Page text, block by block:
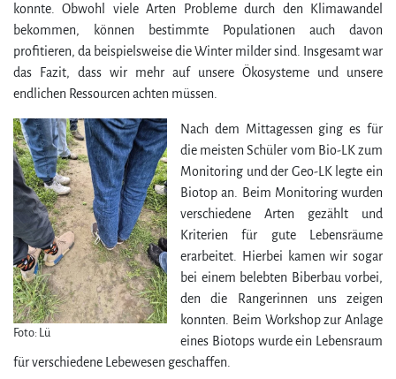
konnte. Obwohl viele Arten Probleme durch den Klimawandel
bekommen, können bestimmte Populationen auch davon
profitieren, da beispielsweise die Winter milder sind. Insgesamt war
das Fazit, dass wir mehr auf unsere Ökosysteme und unsere
endlichen Ressourcen achten müssen.
Foto: Lü
Nach dem Mittagessen ging es für
die meisten Schüler vom Bio-LK zum
Monitoring und der Geo-LK legte ein
Biotop an. Beim Monitoring wurden
verschiedene Arten gezählt und
Kriterien für gute Lebensräume
erarbeitet. Hierbei kamen wir sogar
bei einem belebten Biberbau vorbei,
den die Rangerinnen uns zeigen
konnten. Beim Workshop zur Anlage
eines Biotops wurde ein Lebensraum
für verschiedene Lebewesen geschaffen.